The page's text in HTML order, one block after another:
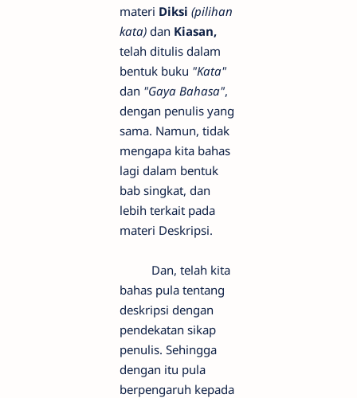
materi Diksi (pilihan
kata) dan Kiasan,
telah ditulis dalam
bentuk buku "Kata"
dan "Gaya Bahasa",
dengan penulis yang
sama. Namun, tidak
mengapa kita bahas
lagi dalam bentuk
bab singkat, dan
lebih terkait pada
materi Deskripsi.
Dan, telah kita
bahas pula tentang
deskripsi dengan
pendekatan sikap
penulis. Sehingga
dengan itu pula
berpengaruh kepada